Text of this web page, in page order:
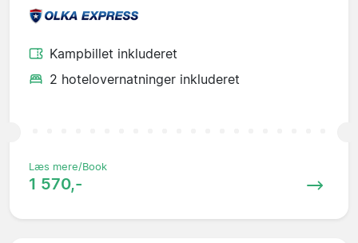
Kampbillet inkluderet
2 hotelovernatninger inkluderet
Læs mere/Book
1 570,-